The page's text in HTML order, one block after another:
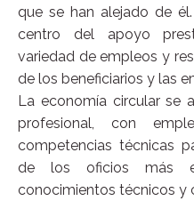
que se han alejado de
centro del apoyo
variedad de empleos y
de los beneficiarios y las
La economía circular se
profesional, con
competencias técnicas
de los oficios más
conocimientos técnicos y